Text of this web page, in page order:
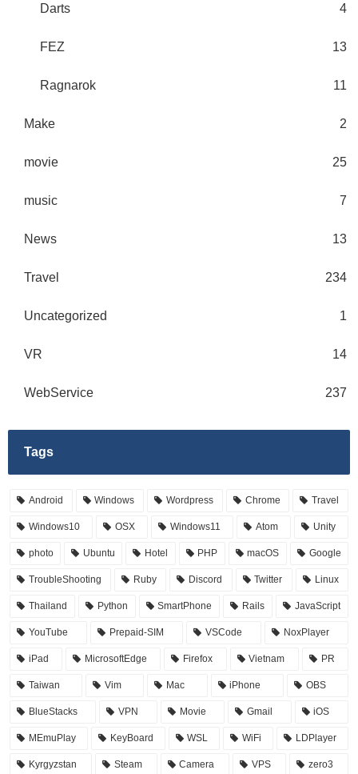
Darts 4
FEZ 13
Ragnarok 11
Make 2
movie 25
music 7
News 13
Travel 234
Uncategorized 1
VR 14
WebService 237
Tags
Android Windows Wordpress Chrome Travel
Windows10 OSX Windows11 Atom Unity
photo Ubuntu Hotel PHP macOS Google
TroubleShooting Ruby Discord Twitter Linux
Thailand Python SmartPhone Rails JavaScript
YouTube Prepaid-SIM VSCode NoxPlayer
iPad MicrosoftEdge Firefox Vietnam PR
Taiwan Vim Mac iPhone OBS
BlueStacks VPN Movie Gmail iOS
MEmuPlay KeyBoard WSL WiFi LDPlayer
Kyrgyzstan Steam Camera VPS zero3